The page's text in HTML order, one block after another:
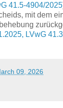
41.5-4904/2025
mit dem
LVwG
09, 2026